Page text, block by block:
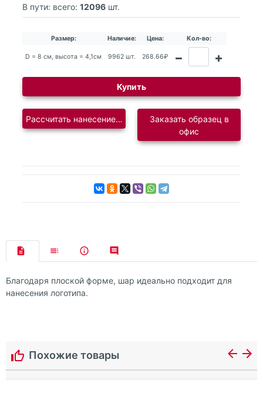
В пути: всего: 12096 шт.
Размер: Наличие: Цена: Кол-во:
D = 8 cм, высота = 4,1см 9962 шт. 268.66₽
Купить
Рассчитать нанесение логотипаЗаказать образец в
офис
Благодаря плоской форме, шар идеально подходит для
нанесения логотипа.
Похожие товары